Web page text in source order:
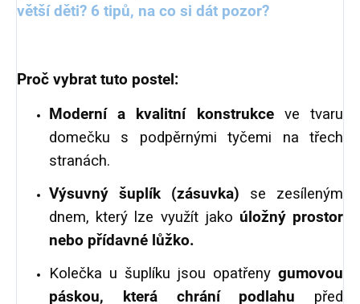
větší děti? 6 tipů, na co si dát pozor?
Proč vybrat tuto postel:
Moderní a kvalitní konstrukce ve tvaru
domečku s podpěrnými tyčemi na třech
stranách.
Výsuvný šuplík (zásuvka) se zesíleným
dnem, který lze využít jako úložný prostor
nebo přídavné lůžko.
Kolečka u šuplíku jsou opatřeny gumovou
páskou, která chrání podlahu před